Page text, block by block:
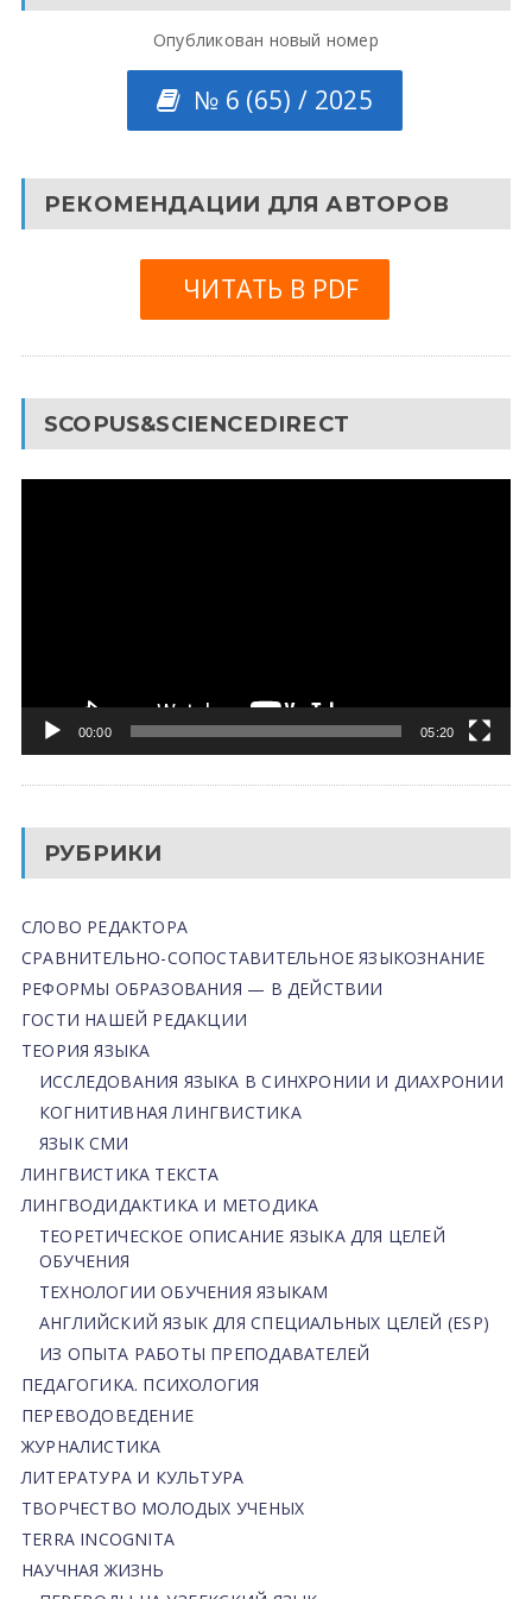
Опубликован новый номер
№ 6 (65) / 2025
РЕКОМЕНДАЦИИ ДЛЯ АВТОРОВ
ЧИТАТЬ В PDF
SCOPUS&SCIENCEDIRECT
00:00 05:20
РУБРИКИ
СЛОВО РЕДАКТОРА
СРАВНИТЕЛЬНО-СОПОСТАВИТЕЛЬНОЕ ЯЗЫКОЗНАНИЕ
РЕФОРМЫ ОБРАЗОВАНИЯ — В ДЕЙСТВИИ
ГОСТИ НАШЕЙ РЕДАКЦИИ
ТЕОРИЯ ЯЗЫКА
ИССЛЕДОВАНИЯ ЯЗЫКА В СИНХРОНИИ И ДИАХРОНИИ
КОГНИТИВНАЯ ЛИНГВИСТИКА
ЯЗЫК СМИ
ЛИНГВИСТИКА ТЕКСТА
ЛИНГВОДИДАКТИКА И МЕТОДИКА
ТЕОРЕТИЧЕСКОЕ ОПИСАНИЕ ЯЗЫКА ДЛЯ ЦЕЛЕЙ
ОБУЧЕНИЯ
ТЕХНОЛОГИИ ОБУЧЕНИЯ ЯЗЫКАМ
АНГЛИЙСКИЙ ЯЗЫК ДЛЯ СПЕЦИАЛЬНЫХ ЦЕЛЕЙ (ESP)
ИЗ ОПЫТА РАБОТЫ ПРЕПОДАВАТЕЛЕЙ
ПЕДАГОГИКА. ПСИХОЛОГИЯ
ПЕРЕВОДОВЕДЕНИЕ
ЖУРНАЛИСТИКА
ЛИТЕРАТУРА И КУЛЬТУРА
ТВОРЧЕСТВО МОЛОДЫХ УЧЕНЫХ
TERRA INCOGNITA
НАУЧНАЯ ЖИЗНЬ